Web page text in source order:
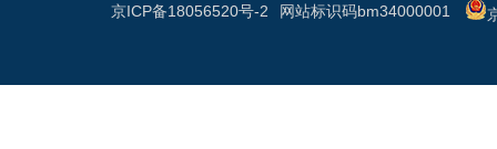
网站标识码bm34000001
京ICP备18056520号-2